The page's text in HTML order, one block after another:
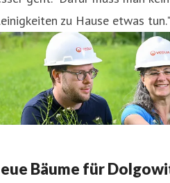
zu Hause etwas tun."
Bäume für